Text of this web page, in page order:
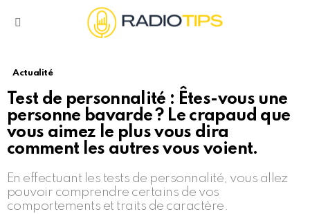
Actualité
Test de personnalité : Êtes-vous une
personne bavarde ? Le crapaud que
vous aimez le plus vous dira
comment les autres vous voient.
En effectuant les tests de personnalité, vous allez
pouvoir comprendre certains de vos
comportements et traits de caractère.